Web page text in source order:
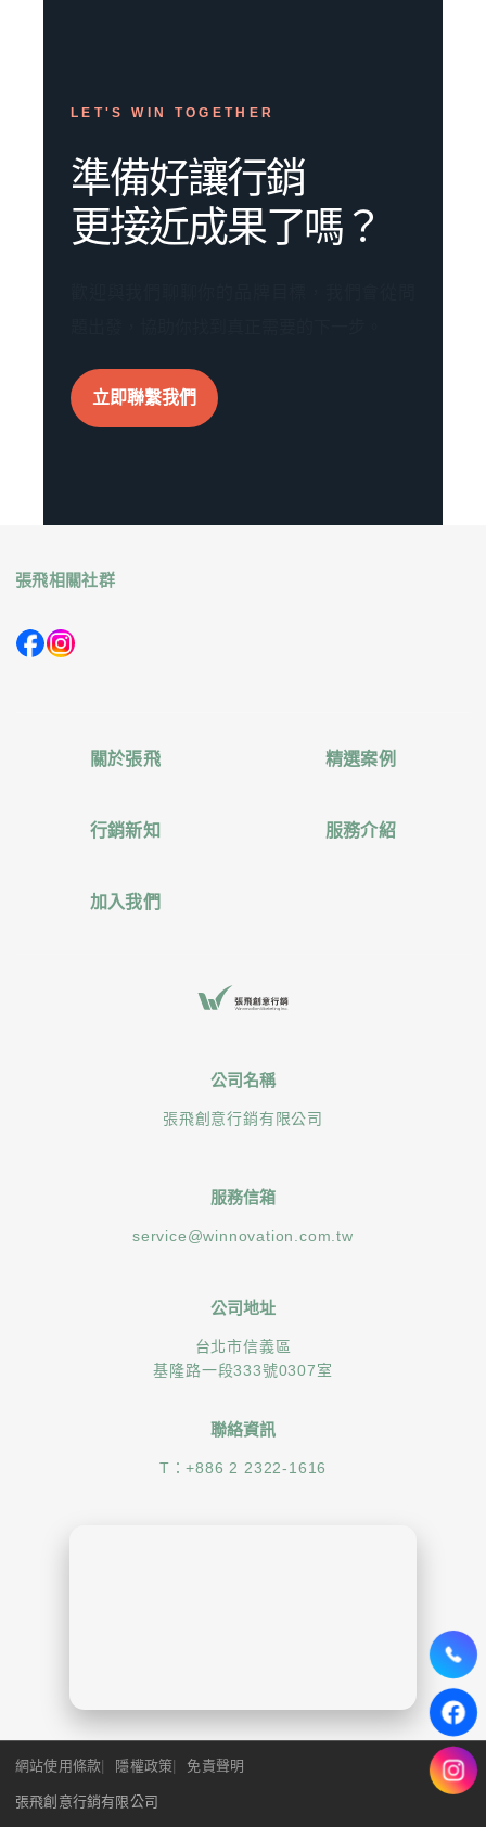
LET'S WIN TOGETHER
準備好讓行銷
更接近成果了嗎？
立即聯繫我們
張飛相關社群
關於張飛 精選案例
行銷新知 服務介紹
加入我們
公司名稱
張飛創意行銷有限公司
服務信箱
service@winnovation.com.tw
公司地址
台北市信義區
基隆路一段333號0307室
聯絡資訊
T：+886 2 2322-1616
網站使用條款 隱權政策 免責聲明
張飛創意行銷有限公司